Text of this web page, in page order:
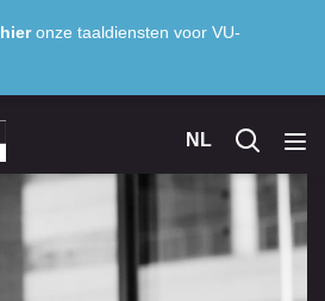
hieronze taaldiensten voor VU-
NL